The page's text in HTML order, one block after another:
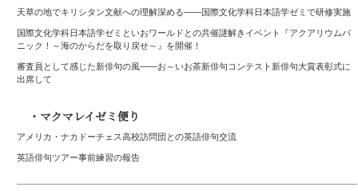
天草の地でキリシタン文献への理解深める――国際文化学科日本語学ゼミで研修実施
国際文化学科日本語学ゼミといおワールドとの共催謎解きイベント『アクアリウムパ
ニック！～海のからだを取り戻せ～』を開催！
審査員として感じた新俳句の風――お～いお茶新俳句コンテスト新俳句大賞表彰式に
出席して
・マクマレイゼミ便り
アメリカ・ナカドーチェス高校訪問団との英語俳句交流
英語俳句ツアー事前練習の報告